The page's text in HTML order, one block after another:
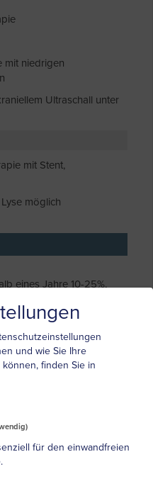
mit niedrigen
Ultraschall unter
mit Stent,
möglich
eines Jahre 10-25%,
Dissekaten
zu 80%
2 und 4 Wochen)
Dissektion im
und wie Sie Ihre
finden Sie in
für den einwandfreien